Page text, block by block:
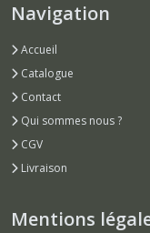
Navigation
Accueil
Catalogue
Contact
Qui sommes nous ?
CGV
Livraison
Mentions